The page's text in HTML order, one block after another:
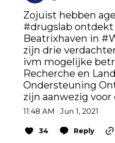
#drugslab ontdekt
Beatrixhaven in
zijn drie
ivm mogelijke
Recherche en
Ondersteuning
zijn aanwezig voor
11:48 AM · Jun 1, 2021
34 Reply